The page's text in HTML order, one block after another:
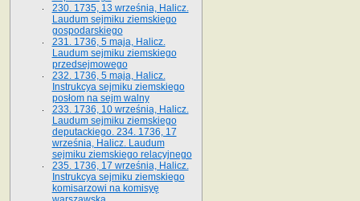
230. 1735, 13 września, Halicz.
Laudum sejmiku ziemskiego
gospodarskiego
231. 1736, 5 maja, Halicz.
Laudum sejmiku ziemskiego
przedsejmowego
232. 1736, 5 maja, Halicz.
Instrukcya sejmiku ziemskiego
posłom na sejm walny
233. 1736, 10 września, Halicz.
Laudum sejmiku ziemskiego
deputackiego. 234. 1736, 17
września, Halicz. Laudum
sejmiku ziemskiego relacyjnego
235. 1736, 17 września, Halicz.
Instrukcya sejmiku ziemskiego
komisarzowi na komisyę